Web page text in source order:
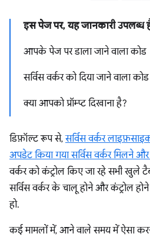
इस पेज पर, यह जानकारी उपलब्ध
आपके पेज पर डाला जाने वाला कोड
सर्विस वर्कर को दिया जाने वाला कोड
क्या आपको प्रॉम्प्ट दिखाना है?
डिफ़ॉल्ट रूप से,सर्विस वर्कर
अपडेट किया गया सर्विस वर्कर मिलने
वर्कर को कंट्रोल किए जा रहे सभी खुले
सर्विस वर्कर के चालू होने और कंट्रोल
हो.
कई मामलों में, आने वाले समय में ऐसा